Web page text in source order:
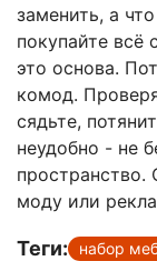
заменить, а
покупайте всё
это основа.
комод.
сядьте,
неудобно - не
пространство.
моду или
Теги: набор